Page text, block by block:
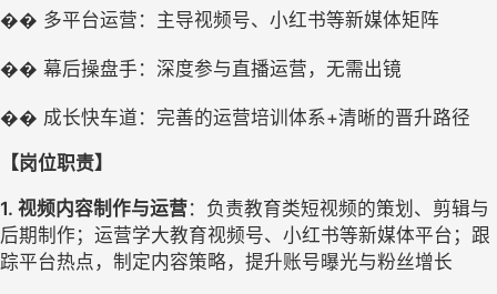
�� 多平台运营：主导视频号、小红书等新媒体矩阵
�� 幕后操盘手：深度参与直播运营，无需出镜
�� 成长快车道：完善的运营培训体系+清晰的晋升路径
【岗位职责】
1. 视频内容制作与运营： 负责教育类短视频的策划、剪辑与
后期制作 ； 运营学大教育视频号、小红书等新媒体平台 ； 跟
踪平台热点，制定内容策略，提升账号曝光与粉丝增长